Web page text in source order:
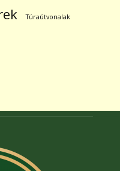
Túraútvonalak